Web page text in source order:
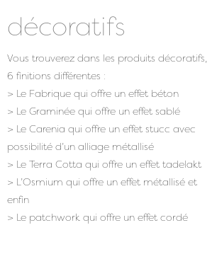
décoratifs
Vous trouverez dans les produits décoratifs,
6 finitions différentes :
> Le Fabrique qui offre un effet béton
> Le Graminée qui offre un effet sablé
> Le Carenia qui offre un effet stucc avec
possibilité d’un alliage métallisé
> Le Terra Cotta qui offre un effet tadelakt
> L’Osmium qui offre un effet métallisé et
enfin
> Le patchwork qui offre un effet cordé